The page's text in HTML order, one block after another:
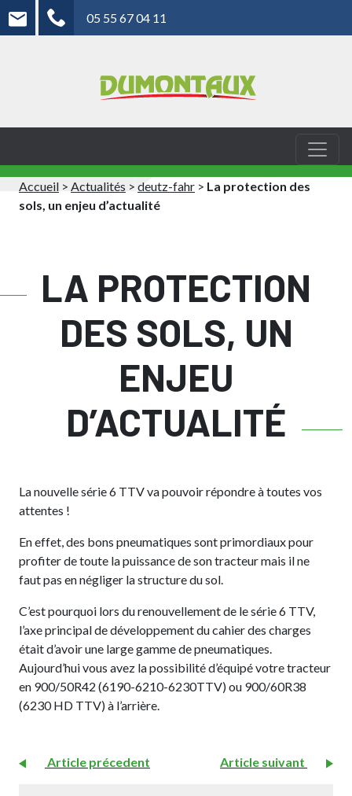
05 55 67 04 11
Accueil > Actualités > deutz-fahr > La protection des
sols, un enjeu d’actualité
LA PROTECTION
DES SOLS, UN
ENJEU
D’ACTUALITÉ
La nouvelle série 6 TTV va pouvoir répondre à toutes vos
attentes !
En effet, des bons pneumatiques sont primordiaux pour
profiter de toute la puissance de son tracteur mais il ne
faut pas en négliger la structure du sol.
C’est pourquoi lors du renouvellement de le série 6 TTV,
l’axe principal de développement du cahier des charges
était d’avoir une large gamme de pneumatiques.
Aujourd’hui vous avez la possibilité d’équipé votre tracteur
en 900/50R42 (6190-6210-6230TTV) ou 900/60R38
(6230 HD TTV) à l’arrière.
Article précedent Article suivant